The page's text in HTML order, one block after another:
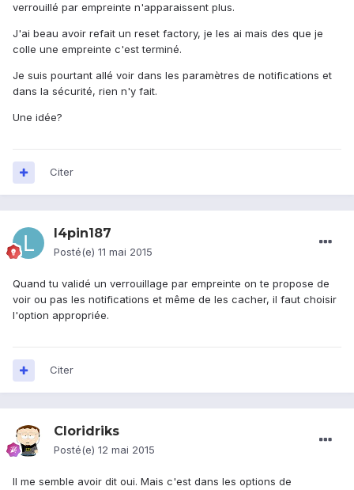
verrouillé par empreinte n'apparaissent plus.
J'ai beau avoir refait un reset factory, je les ai mais des que je
colle une empreinte c'est terminé.
Je suis pourtant allé voir dans les paramètres de notifications et
dans la sécurité, rien n'y fait.
Une idée?
Citer
l4pin187
Posté(e) 11 mai 2015
Quand tu validé un verrouillage par empreinte on te propose de
voir ou pas les notifications et même de les cacher, il faut choisir
l'option appropriée.
Citer
Cloridriks
Posté(e) 12 mai 2015
Il me semble avoir dit oui. Mais c'est dans les options de